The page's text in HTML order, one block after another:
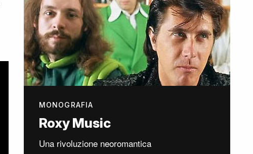
MONOGRAFIA
Roxy Music
Una rivoluzione neoromantica